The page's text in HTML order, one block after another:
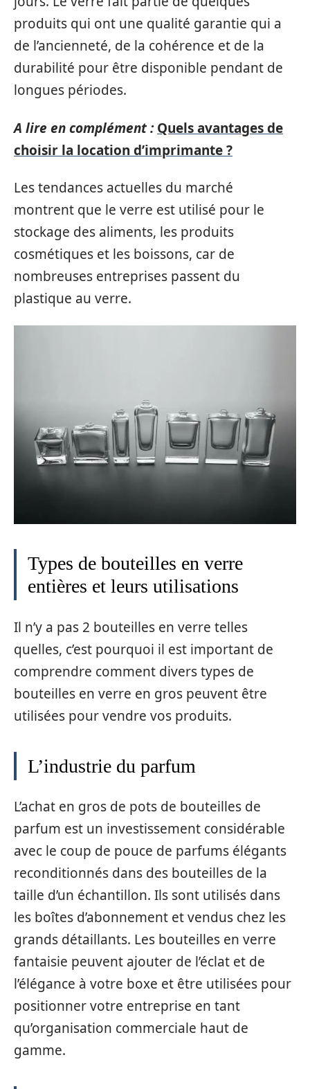
produits qui ont une qualité garantie qui a
de l’ancienneté, de la cohérence et de la
durabilité pour être disponible pendant de
longues périodes.
A lire en complément : Quels avantages de
choisir la location d’imprimante ?
Les tendances actuelles du marché
montrent que le verre est utilisé pour le
stockage des aliments, les produits
cosmétiques et les boissons, car de
nombreuses entreprises passent du
plastique au verre.
Types de bouteilles en verre
entières et leurs utilisations
Il n’y a pas 2 bouteilles en verre telles
quelles, c’est pourquoi il est important de
comprendre comment divers types de
bouteilles en verre en gros peuvent être
utilisées pour vendre vos produits.
L’industrie du parfum
L’achat en gros de pots de bouteilles de
parfum est un investissement considérable
avec le coup de pouce de parfums élégants
reconditionnés dans des bouteilles de la
taille d’un échantillon. Ils sont utilisés dans
les boîtes d’abonnement et vendus chez les
grands détaillants. Les bouteilles en verre
fantaisie peuvent ajouter de l’éclat et de
l’élégance à votre boxe et être utilisées pour
positionner votre entreprise en tant
qu’organisation commerciale haut de
gamme.